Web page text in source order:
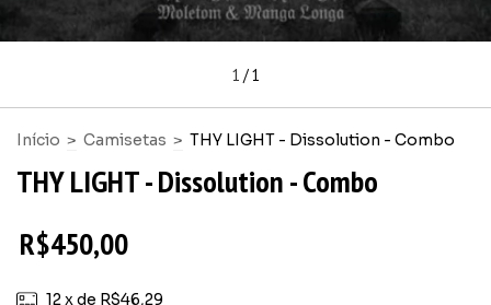
1 /1
Início > Camisetas > THY LIGHT - Dissolution - Combo
THY LIGHT - Dissolution - Combo
R$450,00
12x de R$46,29